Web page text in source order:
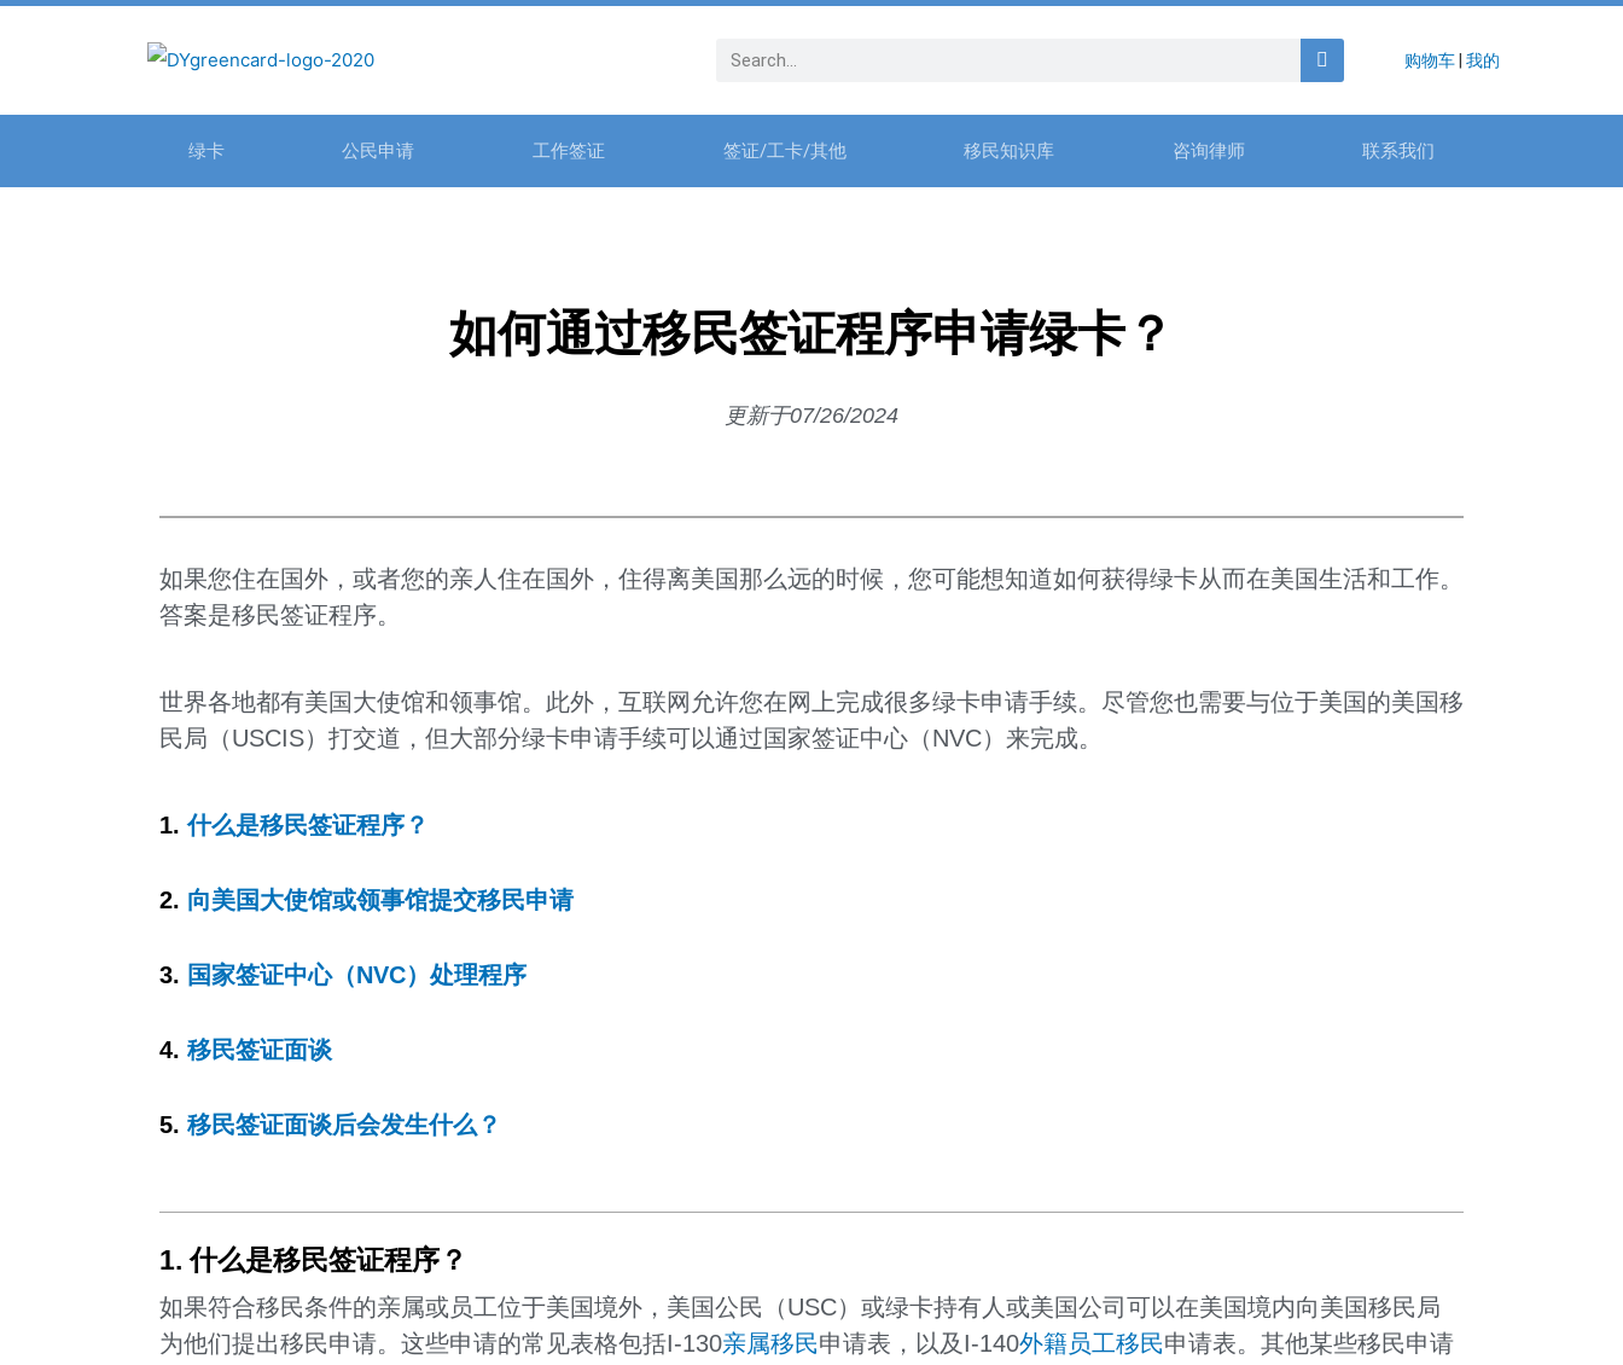
购物车| 我的
绿卡 公民申请 工作签证 签证/工卡/其他 移民知识库 咨询律师 联系我们
如何通过移民签证程序申请绿卡？
更新于07/26/2024
如果您住在国外，或者您的亲人住在国外，住得离美国那么远的时候，您可能想知道如何获得绿卡从而在美国生活和工作。
答案是移民签证程序。
世界各地都有美国大使馆和领事馆。此外，互联网允许您在网上完成很多绿卡申请手续。尽管您也需要与位于美国的美国移
民局（USCIS）打交道，但大部分绿卡申请手续可以通过国家签证中心（NVC）来完成。
1.什么是移民签证程序？
2. 向美国大使馆或领事馆提交移民申请
3. 国家签证中心（NVC）处理程序
4. 移民签证面谈
5. 移民签证面谈后会发生什么？
1. 什么是移民签证程序？
如果符合移民条件的亲属或员工位于美国境外，美国公民（USC）或绿卡持有人或美国公司可以在美国境内向美国移民局
为他们提出移民申请。这些申请的常见表格包括I-130亲属移民申请表，以及I-140外籍员工移民申请表。其他某些移民申请